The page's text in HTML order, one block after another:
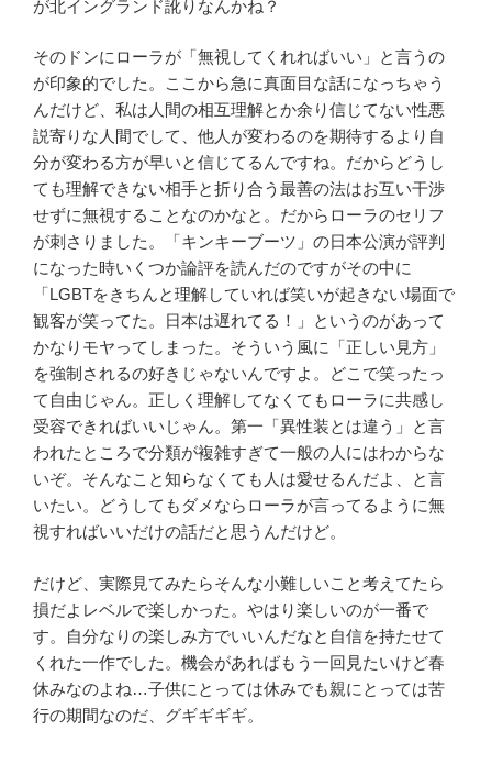
が北イングランド訛りなんかね？
そのドンにローラが「無視してくれればいい」と言うの
が印象的でした。ここから急に真面目な話になっちゃう
んだけど、私は人間の相互理解とか余り信じてない性悪
説寄りな人間でして、他人が変わるのを期待するより自
分が変わる方が早いと信じてるんですね。だからどうし
ても理解できない相手と折り合う最善の法はお互い干渉
せずに無視することなのかなと。だからローラのセリフ
が刺さりました。「キンキーブーツ」の日本公演が評判
になった時いくつか論評を読んだのですがその中に
「LGBTをきちんと理解していれば笑いが起きない場面で
観客が笑ってた。日本は遅れてる！」というのがあって
かなりモヤってしまった。そういう風に「正しい見方」
を強制されるの好きじゃないんですよ。どこで笑ったっ
て自由じゃん。正しく理解してなくてもローラに共感し
受容できればいいじゃん。第一「異性装とは違う」と言
われたところで分類が複雑すぎて一般の人にはわからな
いぞ。そんなこと知らなくても人は愛せるんだよ、と言
いたい。どうしてもダメならローラが言ってるように無
視すればいいだけの話だと思うんだけど。
だけど、実際見てみたらそんな小難しいこと考えてたら
損だよレベルで楽しかった。やはり楽しいのが一番で
す。自分なりの楽しみ方でいいんだなと自信を持たせて
くれた一作でした。機会があればもう一回見たいけど春
休みなのよね…子供にとっては休みでも親にとっては苦
行の期間なのだ、グギギギギ。